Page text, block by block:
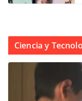
Ciencia y